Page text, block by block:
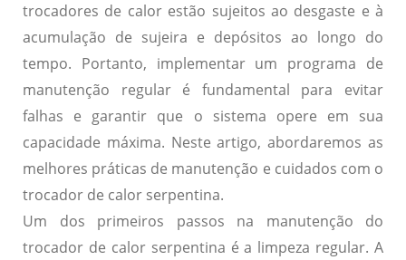
trocadores de calor estão sujeitos ao desgaste e à
acumulação de sujeira e depósitos ao longo do
tempo. Portanto, implementar um programa de
manutenção regular é fundamental para evitar
falhas e garantir que o sistema opere em sua
capacidade máxima. Neste artigo, abordaremos as
melhores práticas de manutenção e cuidados com o
trocador de calor serpentina.
Um dos primeiros passos na manutenção do
trocador de calor serpentina é a limpeza regular. A